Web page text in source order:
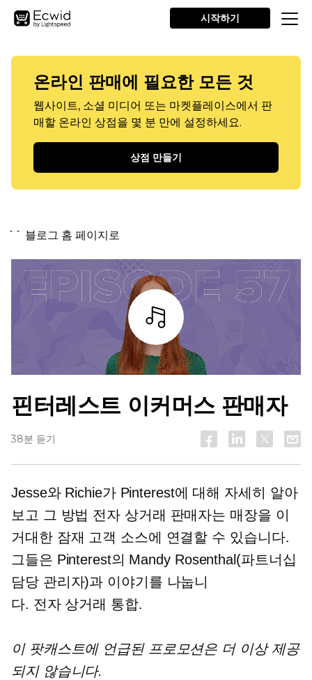
시작하기
온라인 판매에 필요한 모든 것
웹사이트, 소셜 미디어 또는 마켓플레이스에서 판
매할 온라인 상점을 몇 분 만에 설정하세요.
상점 만들기
`` 블로그 홈 페이지로
조각
핀터레스트 이커머스 판매자
38분 듣기
Jesse와 Richie가 Pinterest에 대해 자세히 알아
보고 그 방법 전자 상거래 판매자는 매장을 이
거대한 잠재 고객 소스에 연결할 수 있습니다.
그들은 Pinterest의 Mandy Rosenthal(파트너십
담당 관리자)과 이야기를 나눕니
다. 전자 상거래 통합.
이 팟캐스트에 언급된 프로모션은 더 이상 제공
되지 않습니다.